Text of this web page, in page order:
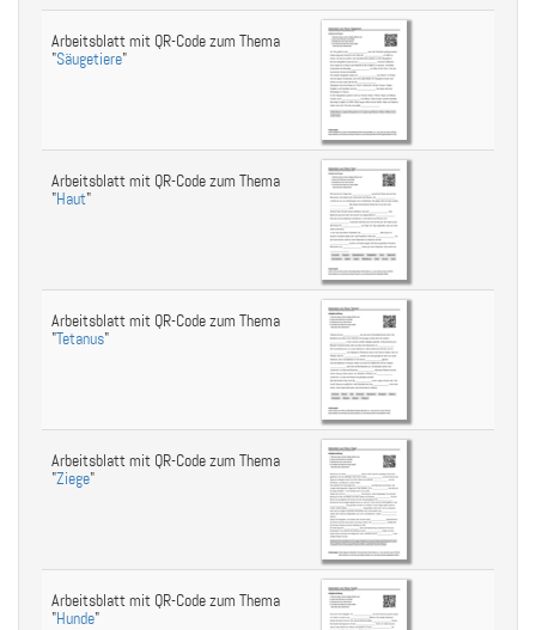
Arbeitsblatt mit QR-Code zum Thema
"Säugetiere"
Arbeitsblatt mit QR-Code zum Thema
"Haut"
Arbeitsblatt mit QR-Code zum Thema
"Tetanus"
Arbeitsblatt mit QR-Code zum Thema
"Ziege"
Arbeitsblatt mit QR-Code zum Thema
"Hunde"